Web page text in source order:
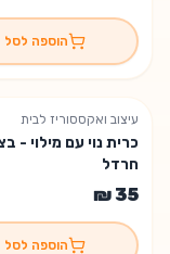
הוספה לסל
נשארו 3 יחידות
עיצוב ואקססוריז לבית
כרית נוי עם מילוי -
חרדל
הוספה לסל